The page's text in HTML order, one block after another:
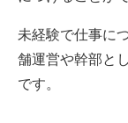
未経験で仕事に
舗運営や幹部と
です。